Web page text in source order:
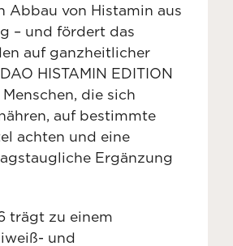
Abbau von Histamin aus
– und fördert das
auf ganzheitlicher
HISTAMIN EDITION
die sich
auf bestimmte
achten und eine
Ergänzung
trägt zu einem
und